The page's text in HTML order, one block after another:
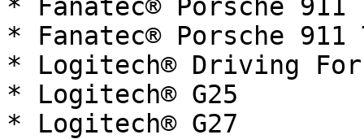
* Fanatec® Porsche 911
* Fanatec® Porsche 911
* Logitech® Driving
* Logitech® G25
* Logitech® G27